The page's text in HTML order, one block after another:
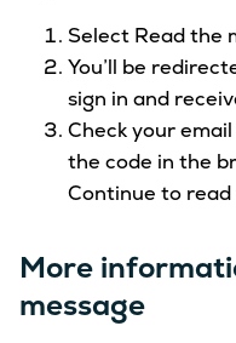
Select Read the
You’ll be
sign in and
Check your
the code in the
Continue to read
More
message